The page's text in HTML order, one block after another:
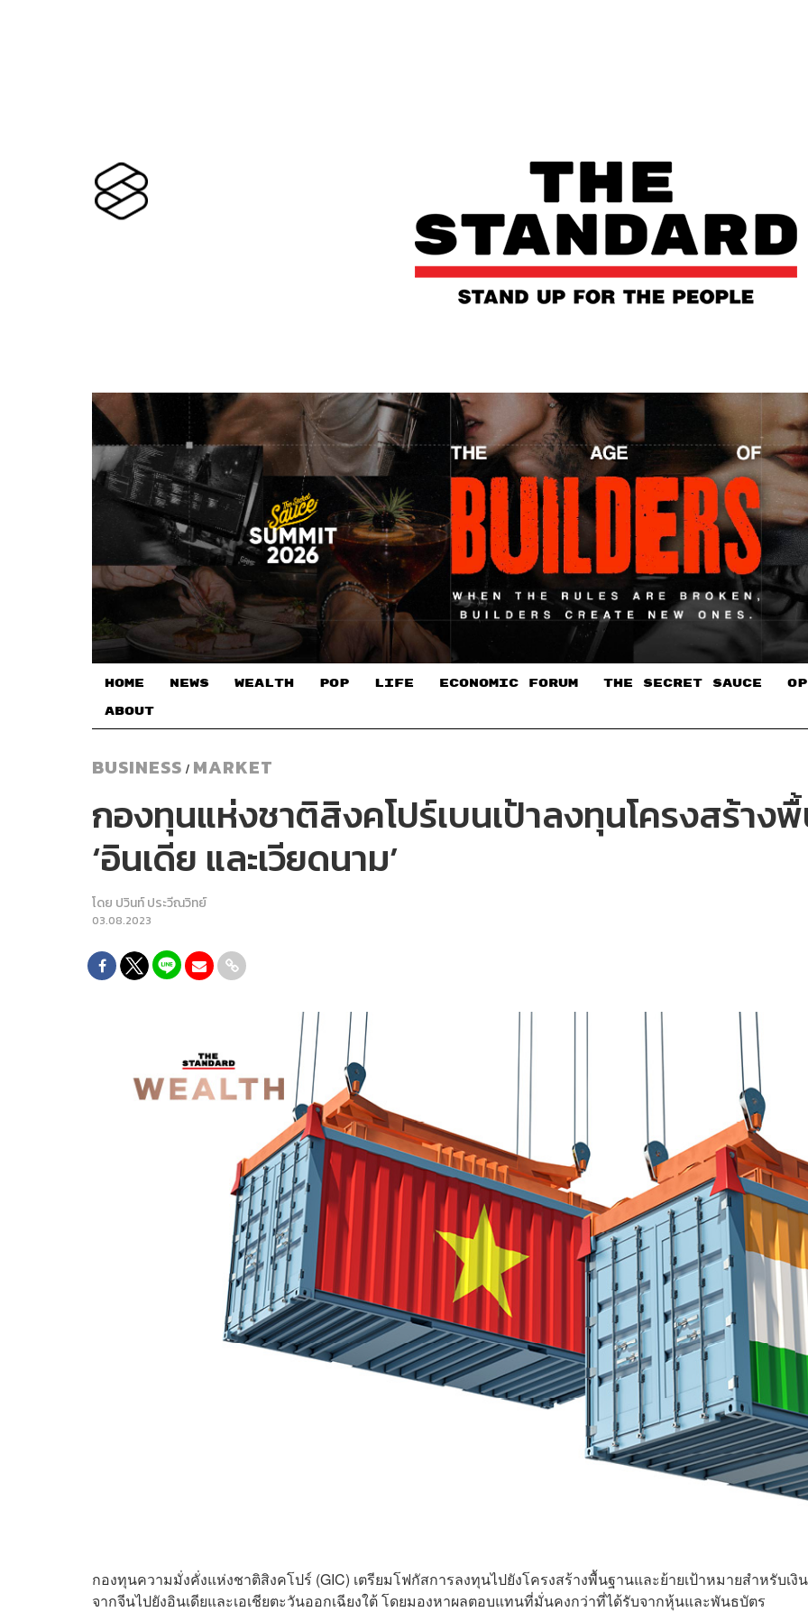
HOME NEWS WEALTH POP LIFE ECONOMIC FORUM THE SECRET SAUCE​
ABOUT
BUSINESS / MARKET
กองทุนแห่งชาติสิงคโปร์เบนเป้าลงทุนโครงสร้าง
‘อินเดีย และเวียดนาม’
โดย ปวินท์ ประวีณวิทย์
03.08.2023
กองทุนความมั่งคั่งแห่งชาติสิงคโปร์ (GIC) เตรียมโฟกัสการลงทุนไปยังโครงสร้างพื้นฐานและย้ายเป้าหมายสำหรับเงิ
จากจีนไปยังอินเดียและเอเชียตะวันออกเฉียงใต้ โดยมองหาผลตอบแทนที่มั่นคงกว่าที่ได้รับจากหุ้นและพันธบัตร